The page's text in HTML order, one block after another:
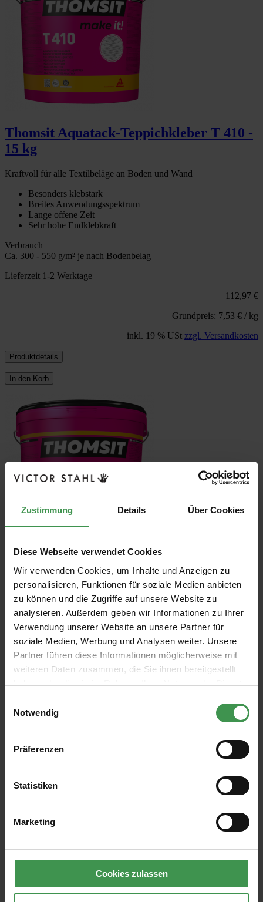
Zustimmung Details Über Cookies
Diese Webseite verwendet Cookies
Wir verwenden Cookies, um Inhalte und Anzeigen zu
personalisieren, Funktionen für soziale Medien anbieten
zu können und die Zugriffe auf unsere Website zu
analysieren. Außerdem geben wir Informationen zu Ihrer
Verwendung unserer Website an unsere Partner für
soziale Medien, Werbung und Analysen weiter. Unsere
Partner führen diese Informationen möglicherweise mit
weiteren Daten zusammen, die Sie ihnen bereitgestellt
haben oder die sie im Rahmen Ihrer Nutzung der Dienste
Notwendig
Präferenzen
Statistiken
Marketing
Cookies zulassen
Thomsit Aquatack-Teppichkleber T 410 -
15 kg
Kraftvoll für alle Textilbeläge an Boden und Wand
Besonders klebstark
Breites Anwendungsspektrum
Lange offene Zeit
Sehr hohe Endklebkraft
Verbrauch
Ca. 300 - 550 g/m² je nach Bodenbelag
Lieferzeit 1-2 Werktage
112,97 €
Grundpreis: 7,53 € / kg
inkl. 19 % USt zzgl. Versandkosten
Produktdetails
In den Korb
Thomsit Dispersions-Linoleumkleber L
240 D - 15 kg
für Linoleum in Bahnen und Platten
Universell für alle Linoleumbeläge
Kurze Ablüftezeit für zügiges Arbeiten
Sehr gute Anfangshaftung
Scherfeste Klebung
87,17 €
zzgl. Versandkosten